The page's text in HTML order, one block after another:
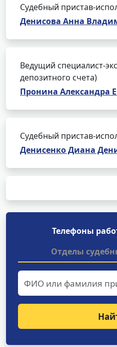
Судебный пристав-
Денисова Анна
Ведущий специалист-
депозитного счета)
Пронина Александра
Судебный пристав-
Денисенко Диана
Телефоны
Отделы